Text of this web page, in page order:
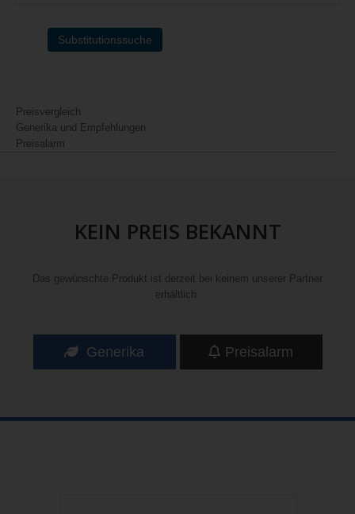
Substitutionssuche
Preisvergleich
Generika und Empfehlungen
Preisalarm
KEIN PREIS BEKANNT
Das gewünschte Produkt ist derzeit bei keinem unserer Partner
erhältlich.
Generika Preisalarm